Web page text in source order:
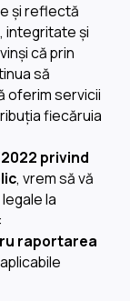
și reflectă
integritate și
că prin
să
oferim servicii
fiecăruia
privind
, vrem să vă
la
raportarea
aplicabile